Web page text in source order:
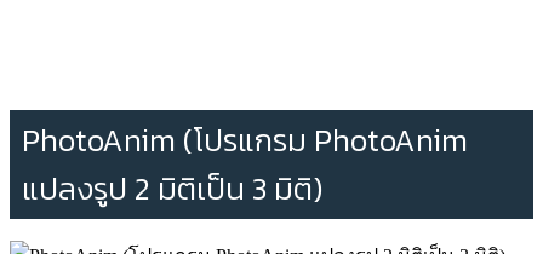
PhotoAnim (โปรแกรม PhotoAnim
แปลงรูป 2 มิติเป็น 3 มิติ)